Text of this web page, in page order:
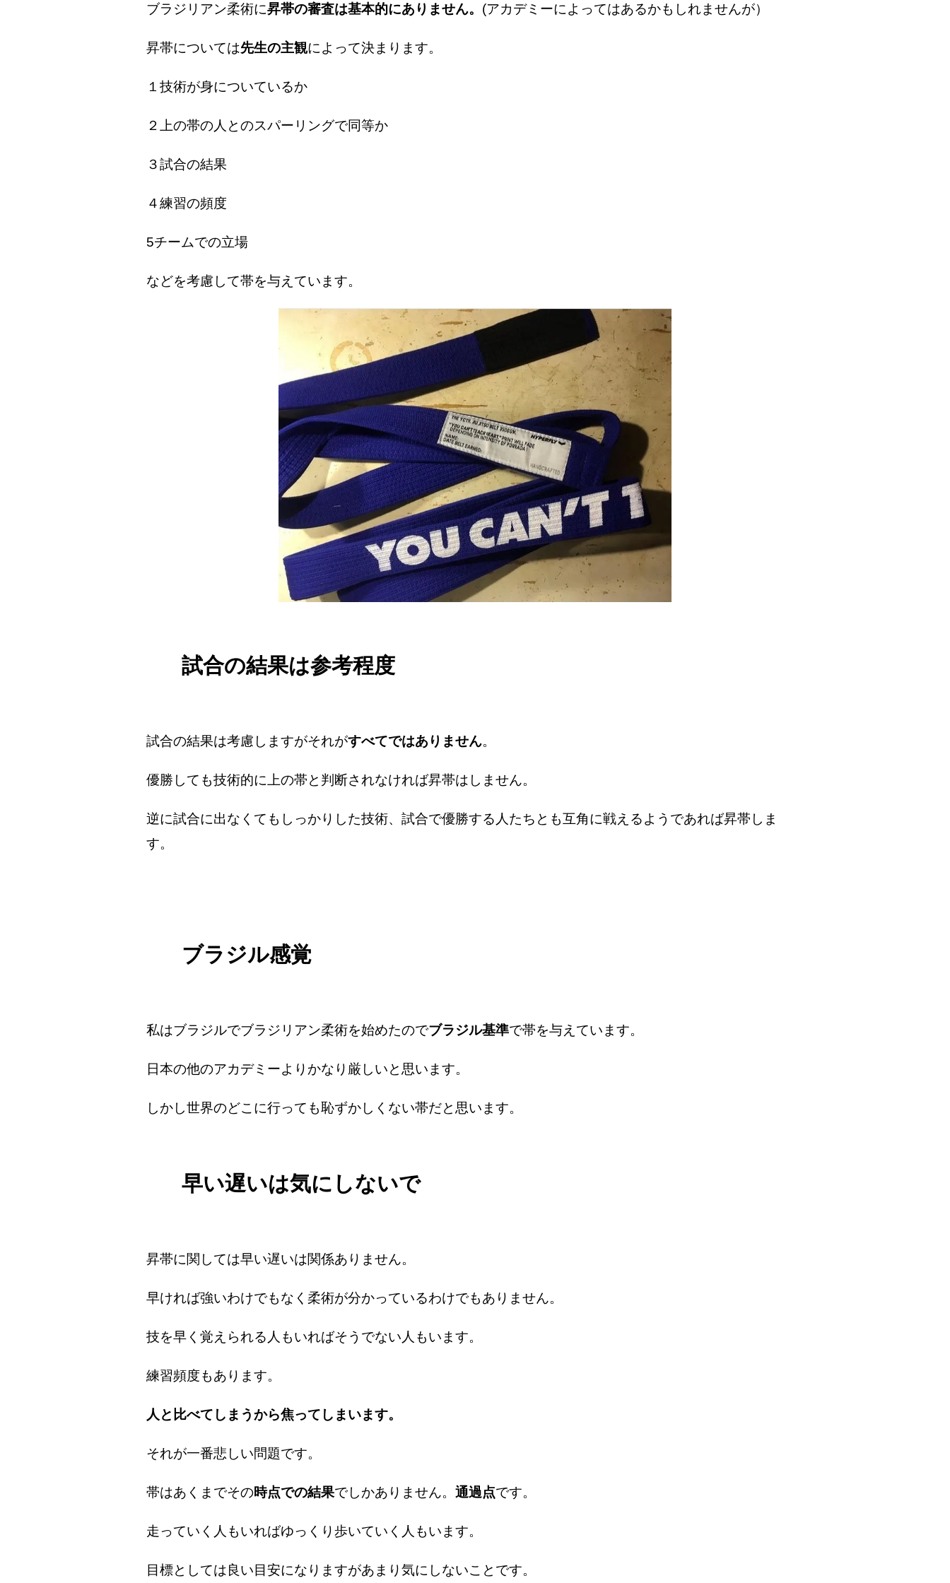
ブラジリアン柔術に昇帯の審査は基本的にありません。 (アカデミーによってはあるかもしれませんが）
昇帯については先生の主観によって決まります。
１技術が身についているか
２上の帯の人とのスパーリングで同等か
３試合の結果
４練習の頻度
5チームでの立場
などを考慮して帯を与え ています。
試合の結果は参考程度
試合の結果は考慮しますがそれがすべてではありません。
優勝しても技術的に上の帯と判断されなければ昇帯はしません。
逆に試合に出なくてもしっかりした技術、試合で優勝する人たちとも互角に戦えるようであれば昇帯しま
す。
ブラジル感覚
私はブラジルでブラジリアン柔術を始めたのでブラジル基準で帯を与えています。
日本の他のアカデミーよりかなり厳しいと思います。
しかし世界のどこに行っても恥ずかしくない帯だと思います。
早い遅いは気にしないで
昇帯に関しては早い遅いは関係ありません。
早ければ強いわけでもなく柔術が分かっているわけでもありません。
技を早く覚えられる人もいればそうでない人もいます。
練習頻度もあります。
人と比べてしまうから焦ってしまいます。
それが一番悲しい問題です。
帯はあくまでその時点での結果でしかありません。 通過点です。
走っていく人もいればゆっくり歩いていく人もいます。
目標としては良い目安になりますがあまり気にしないことです。